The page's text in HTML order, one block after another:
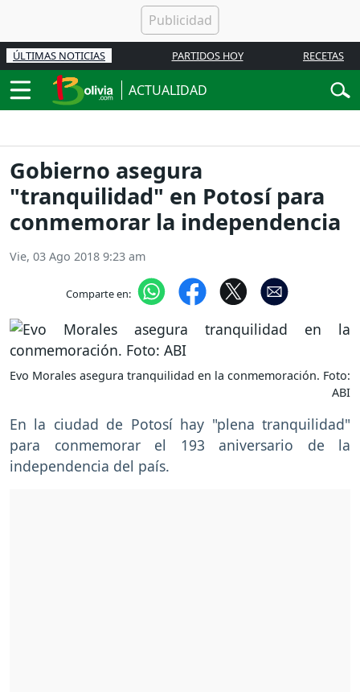
ÚLTIMAS NOTICIAS PARTIDOS HOY RECETAS
ACTUALIDAD
Gobierno asegura
"tranquilidad" en Potosí para
conmemorar la independencia
Vie, 03 Ago 2018 9:23 am
Comparte en:
Evo Morales asegura tranquilidad en la conmemoración. Foto:
ABI
En la ciudad de Potosí hay "plena tranquilidad"
para conmemorar el 193 aniversario de la
independencia del país.